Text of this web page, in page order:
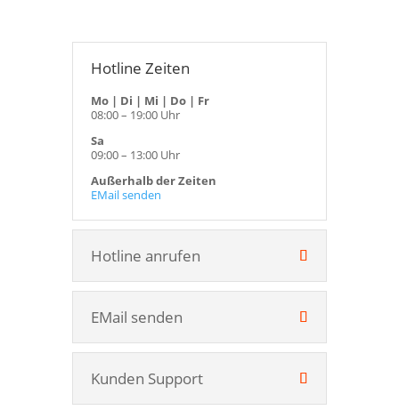
Hotline Zeiten
Mo | Di | Mi | Do | Fr
08:00 – 19:00 Uhr
Sa
09:00 – 13:00 Uhr
Außerhalb der Zeiten
EMail senden
Hotline anrufen
EMail senden
Kunden Support